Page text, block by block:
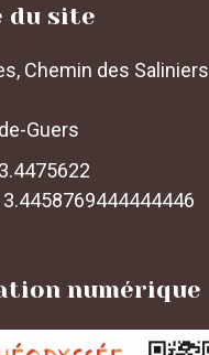
du site
Chemin des Saliniers
Guers
numérique